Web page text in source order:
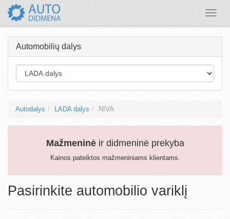
Toggle
Automobilių dalys
Autodalys LADA dalys NIVA
Mažmeninėir didmeninė prekyba
Kainos pateiktos mažmeniniams klientams.
Pasirinkite automobilio variklį